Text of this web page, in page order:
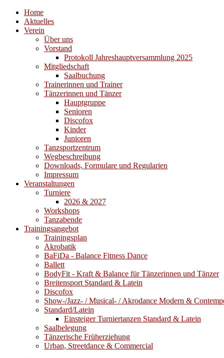
Home
Aktuelles
Verein
Über uns
Vorstand
Protokoll Jahreshauptversammlung 2025
Mitgliedschaft
Saalbuchung
Trainerinnen und Trainer
Tänzerinnen und Tänzer
Hauptgruppe
Senioren
Discofox
Kinder
Junioren
Tanzsportzentrum
Wegbeschreibung
Downloads, Formulare und Regularien
Impressum
Veranstaltungen
Turniere
2026 & 2027
Workshops
Tanzabende
Trainingsangebot
Trainingsplan
Akrobatik
BaFiDa - Balance Fitness Dance
Ballett
BodyFit - Kraft & Balance für Tänzerinnen und Tänzer
Breitensport Standard & Latein
Discofox
Show-/Jazz- / Musical- / Akrodance Modern &
Standard/Latein
Einsteiger Turniertanzen Standard & Latein
Saalbelegung
Tänzerische Früherziehung
Urban, Streetdance & Commercial